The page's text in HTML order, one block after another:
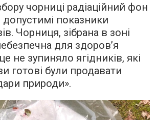
чорниці радіаційний фон
показники
Чорниця, зібрана в зоні
для здоров’я
не зупиняло ягідників, які
готові були продавати
природи».